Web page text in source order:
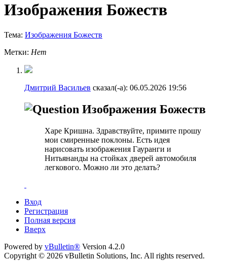
Изображения Божеств
Тема: Изображения Божеств
Метки: Нет
Дмитрий Васильев сказал(-а): 06.05.2026 19:56
Изображения Божеств
Харе Кришна. Здравствуйте, примите прошу
мои смиренные поклоны. Есть идея
нарисовать изображения Гауранги и
Нитьянанды на стойках дверей автомобиля
легкового. Можно ли это делать?
Вход
Регистрация
Полная версия
Вверх
Powered by vBulletin® Version 4.2.0
Copyright © 2026 vBulletin Solutions, Inc. All rights reserved.